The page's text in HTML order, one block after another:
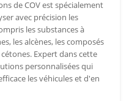
de COV est spécialement
avec précision les
les substances à
les alcènes, les composés
Expert dans cette
personnalisées qui
les véhicules et d'en